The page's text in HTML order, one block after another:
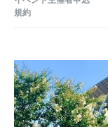
規約